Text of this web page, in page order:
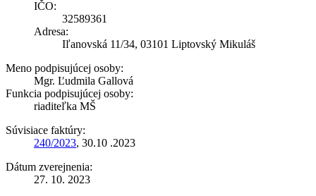
IČO:
32589361
Adresa:
Iľanovská 11/34, 03101 Liptovský Mikuláš
Meno podpisujúcej osoby:
Mgr. Ľudmila Gallová
Funkcia podpisujúcej osoby:
riaditeľka MŠ
Súvisiace faktúry:
240/2023, 30.10 .2023
Dátum zverejnenia:
27. 10. 2023